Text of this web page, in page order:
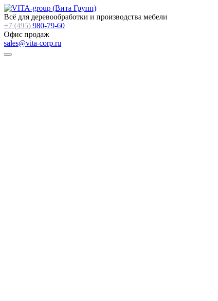
Всё для деревообработки и производства мебели
+7 (495) 980-79-60
Офис продаж
sales@vita-corp.ru